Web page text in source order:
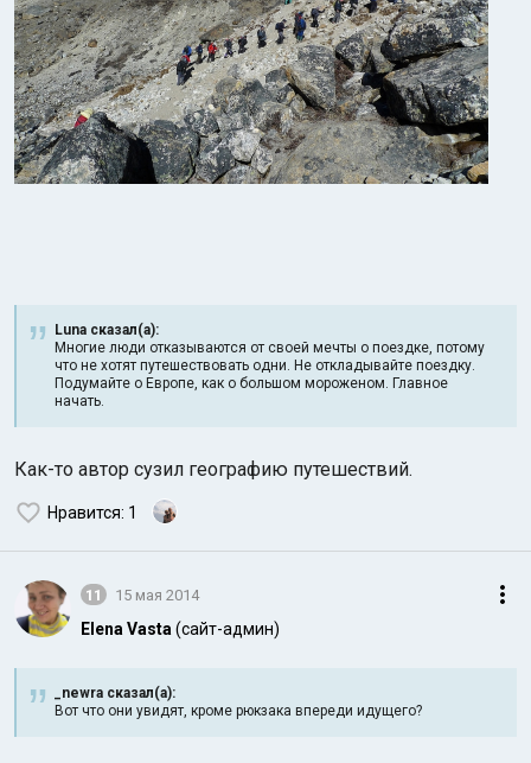
Luna сказал(а):
Многие люди отказываются от своей мечты о поездке, потому
что не хотят путешествовать одни. Не откладывайте поездку.
Подумайте о Европе, как о большом мороженом. Главное
начать.
Как-то автор сузил географию путешествий.
Нравится: 1
11 15 мая 2014
Elena Vasta (сайт-админ)
_newra сказал(а):
Вот что они увидят, кроме рюкзака впереди идущего?